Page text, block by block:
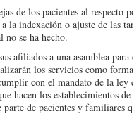
de los pacientes al res­pecto
la indexa­ción o ajuste de las
se ha hecho.
afiliados a una asam­blea para
los servicios como for­ma
con el mandato de la ley
hacen los estableci­mientos de
de pacientes y familiares